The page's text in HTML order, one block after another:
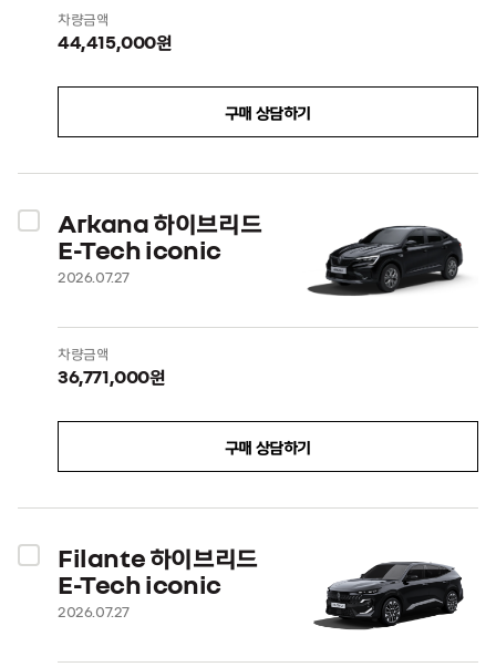
차량금액
44,415,000원
구매 상담하기
Arkana 하이브리드
E-Tech iconic
2026.07.27
차량금액
36,771,000원
구매 상담하기
Filante 하이브리드
E-Tech iconic
2026.07.27